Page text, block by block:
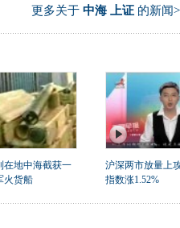
更多关于 中海 上证的新闻
在地中海截获一
火货船
沪深两市放量上
指数涨1.52%